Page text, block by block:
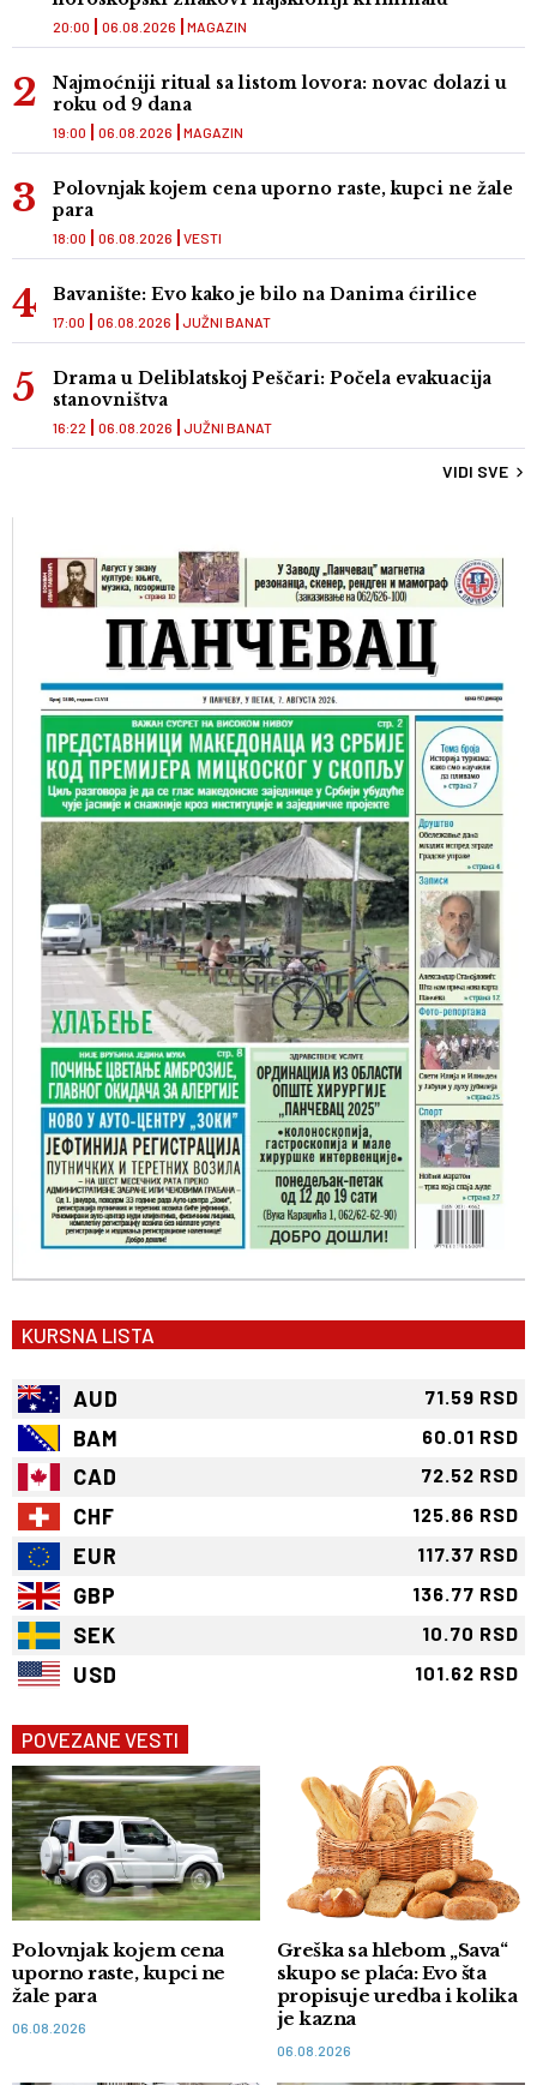
MAGAZIN
20:00 06.08.2026
Najmoćniji ritual sa listom lovora: novac dolazi u
roku od 9 dana
MAGAZIN
19:00 06.08.2026
Polovnjak kojem cena uporno raste, kupci ne žale
para
VESTI
18:00 06.08.2026
Bavanište: Evo kako je bilo na Danima ćirilice
JUŽNI BANAT
17:00 06.08.2026
Drama u Deliblatskoj Peščari: Počela evakuacija
stanovništva
JUŽNI BANAT
16:22 06.08.2026
VIDI SVE
KURSNA LISTA
AUD 71.59 RSD
BAM 60.01 RSD
CAD 72.52 RSD
CHF 125.86 RSD
EUR 117.37 RSD
GBP 136.77 RSD
SEK 10.70 RSD
USD 101.62 RSD
POVEZANE VESTI
Polovnjak kojem cena
uporno raste, kupci ne
žale para
06.08.2026
Greška sa hlebom „Sava“
skupo se plaća: Evo šta
propisuje uredba i kolika
je kazna
06.08.2026